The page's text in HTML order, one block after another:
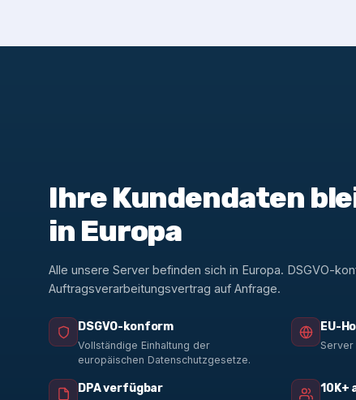
Ihre Kundendaten
in Europa
Alle unsere Server befinden sich in Europa. DSGVO-
Auftragsverarbeitungsvertrag auf Anfrage.
DSGVO-konform
Vollständige Einhaltung der
europäischen Datenschutzgesetze.
EU-
Server
DPA verfügbar 10K+